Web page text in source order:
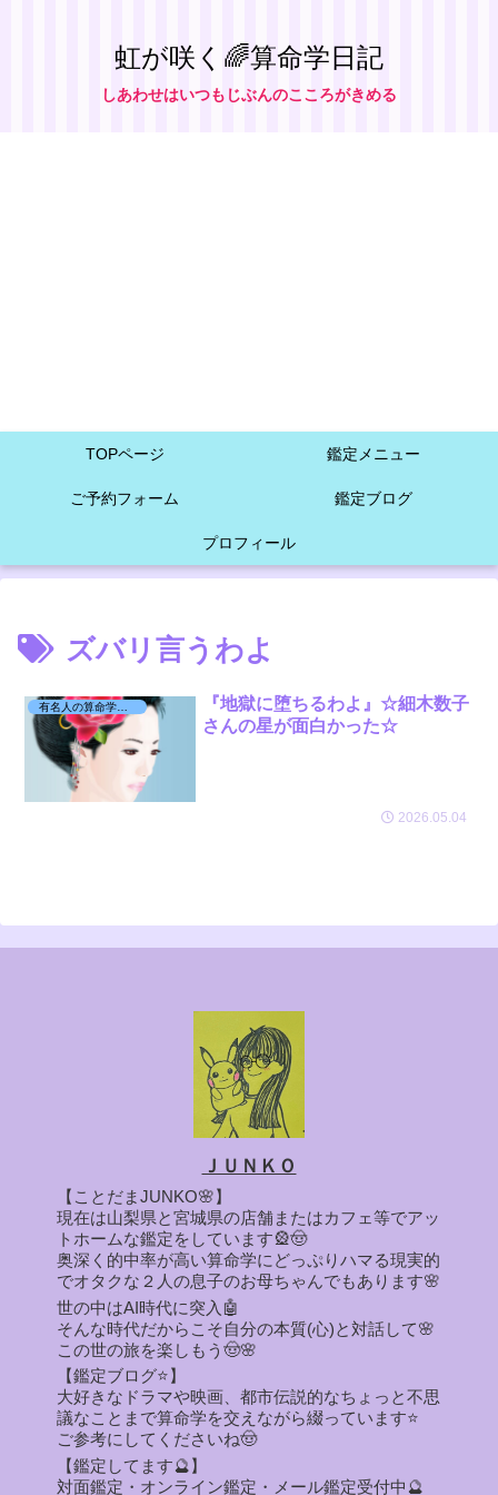
虹が咲く🌈算命学日記
しあわせはいつもじぶんのこころがきめる
TOPページ 鑑定メニュー
ご予約フォーム 鑑定ブログ
プロフィール
ズバリ言うわよ
有名人の算命学日記☆
『地獄に堕ちるわよ』☆細木数子
さんの星が面白かった☆
2026.05.04
ＪＵＮＫＯ
【ことだまJUNKO🌸】
現在は山梨県と宮城県の店舗またはカフェ等でアッ
トホームな鑑定をしています🎡🤠
奥深く的中率が高い算命学にどっぷりハマる現実的
でオタクな２人の息子のお母ちゃんでもあります🌸
世の中はAI時代に突入🤖
そんな時代だからこそ自分の本質(心)と対話して🌸
この世の旅を楽しもう🤠🌸
【鑑定ブログ⭐】
大好きなドラマや映画、都市伝説的なちょっと不思
議なことまで算命学を交えながら綴っています⭐
ご参考にしてくださいね🤠
【鑑定してます🔮】
対面鑑定・オンライン鑑定・メール鑑定受付中🔮